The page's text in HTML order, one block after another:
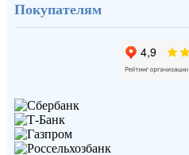
Покупателям